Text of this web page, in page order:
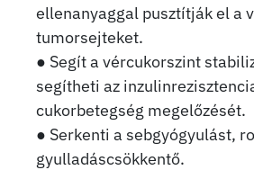
ellenanyaggal pusztítják el a
tumorsejteket.
● Segít a vércukorszint
segítheti az
cukorbetegség megelőzését.
● Serkenti a sebgyógyulást,
gyulladáscsökkentő.